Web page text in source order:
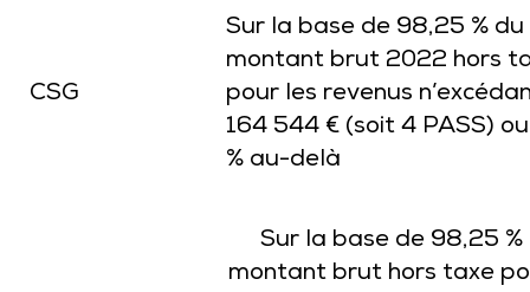
CSG
Sur la base de 98,25 % du
montant brut 2022 hors
pour les revenus
164 544 € (soit 4 PASS)
% au-delà
Sur la base de 98,25 %
montant brut hors taxe